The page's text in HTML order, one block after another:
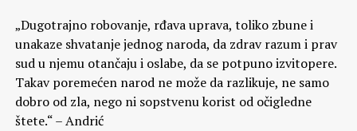
„Dugotrajno robovanje, rđava uprava, toliko zbune i
unakaze shvatanje jednog naroda, da zdrav razum i prav
sud u njemu otančaju i oslabe, da se potpuno izvitopere.
Takav poremećen narod ne može da razlikuje, ne samo
dobro od zla, nego ni sopstvenu korist od očigledne
štete.“ – Andrić